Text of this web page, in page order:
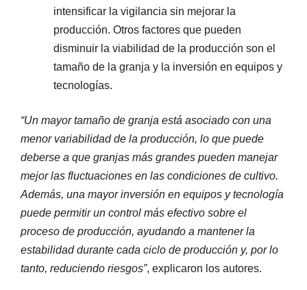
intensificar la vigilancia sin mejorar la
producción. Otros factores que pueden
disminuir la viabilidad de la producción son el
tamaño de la granja y la inversión en equipos y
tecnologías.
“Un mayor tamaño de granja está asociado con una
menor variabilidad de la producción, lo que puede
deberse a que granjas más grandes pueden manejar
mejor las fluctuaciones en las condiciones de cultivo.
Además, una mayor inversión en equipos y tecnología
puede permitir un control más efectivo sobre el
proceso de producción, ayudando a mantener la
estabilidad durante cada ciclo de producción y, por lo
tanto, reduciendo riesgos”, explicaron los autores.